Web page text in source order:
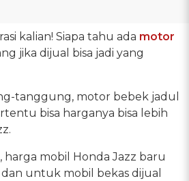
kalian! Siapa tahu ada motor
jika dijual bisa jadi yang
tanggung, motor bebek jadul
bisa harganya bisa lebih
mobil Honda Jazz baru
untuk mobil bekas dijual